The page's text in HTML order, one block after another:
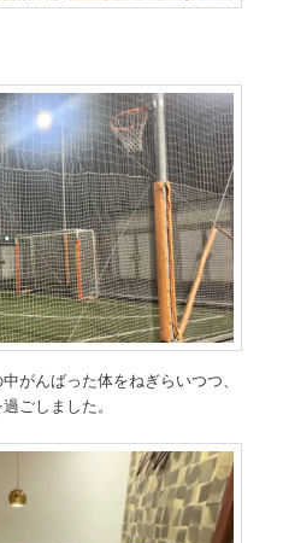
がんばった体をねぎらいつつ、
ごしました。